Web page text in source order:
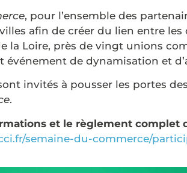
, pour l’ensemble des
afin de créer du lien entre
la Loire, près de vingt unions
événement de dynamisation et
invités à pousser les portes
.
et le règlement complet
semaine-du-commerce/